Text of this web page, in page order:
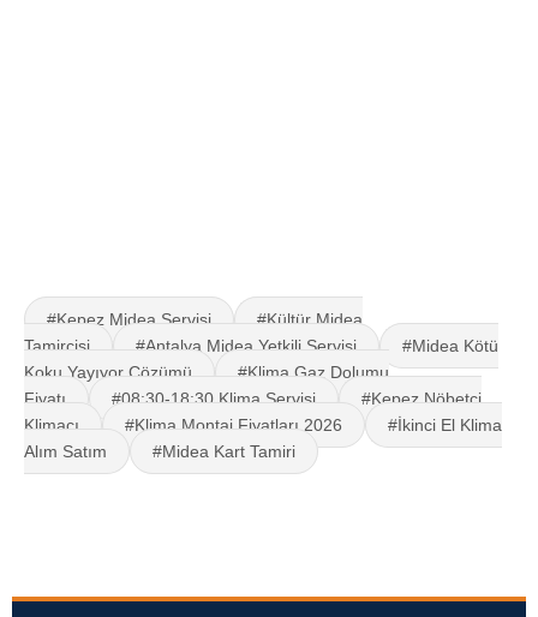
#Kepez Midea Servisi
#Kültür Midea
Tamircisi
#Antalya Midea Yetkili Servisi
#Midea Kötü
Koku Yayıyor Çözümü
#Klima Gaz Dolumu
Fiyatı
#08:30-18:30 Klima Servisi
#Kepez Nöbetçi
Klimacı
#Klima Montaj Fiyatları 2026
#İkinci El Klima
Alım Satım
#Midea Kart Tamiri